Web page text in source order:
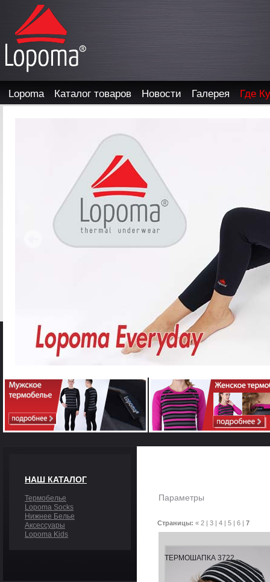
Lopoma Каталог товаров Новости Галерея Где
НАШ КАТАЛОГ
Термобелье
Lopoma Socks
Нижнее Белье
Аксессуары
Lopoma Kids
Параметры
Страницы: « 2 | 3 | 4 | 5 | 6 | 7
ТЕРМОШАПКА 3722